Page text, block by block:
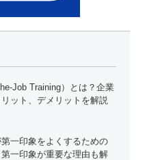
Job Training）とは？企業
ット、デメリットを解説
一印象をよくするための
一印象が重要な理由も解